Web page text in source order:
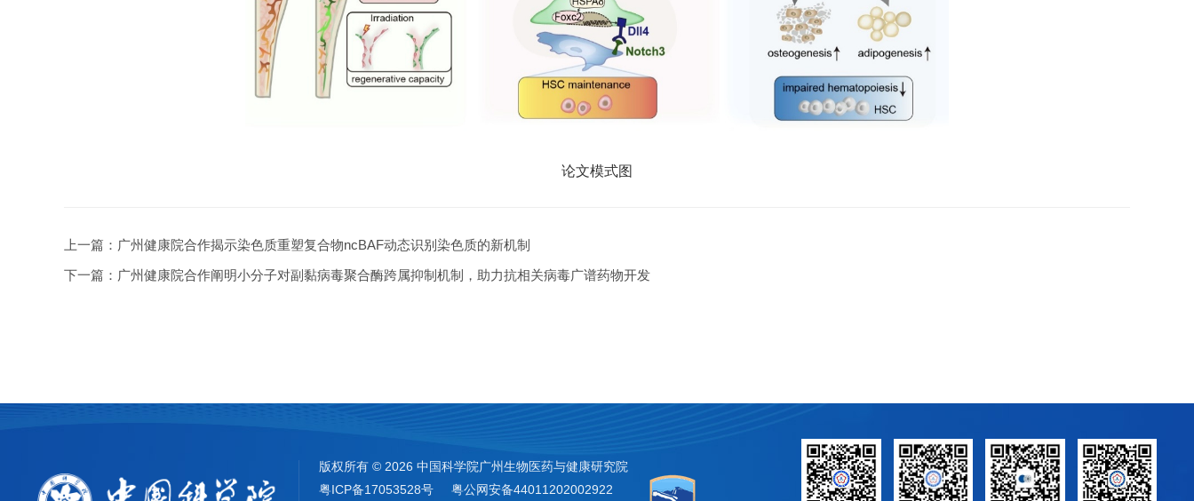
论文模式图
上一篇： 广州健康院合作揭示染色质重塑复合物ncBAF动态识别染色质的新机制
下一篇： 广州健康院合作阐明小分子对副黏病毒聚合酶跨属抑制机制，助力抗相关病毒广谱药物开发
版权所有 © 2026 中国科学院广州生物医药与健康研究院
粤ICP备17053528号
粤公网安备44011202002922